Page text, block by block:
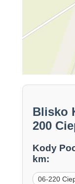
Blisko
200
Kody
km:
06-220